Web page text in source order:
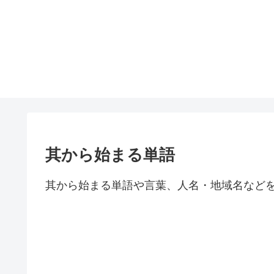
其から始まる単語
其から始まる単語や言葉、人名・地域名など